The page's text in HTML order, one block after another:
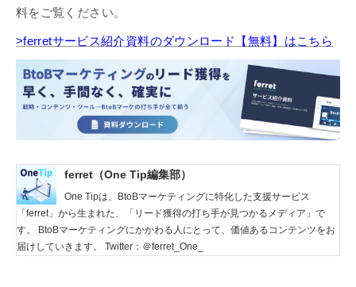
料をご覧ください。
>ferretサービス紹介資料のダウンロード【無料】はこちら
ferret（One Tip編集部）
One Tipは、BtoBマーケティングに特化した支援サービス
「ferret」から生まれた、「リード獲得の打ち手が見つかるメディア」で
す。 BtoBマーケティングにかかわる人にとって、価値あるコンテンツをお
届けしていきます。 Twitter：＠ferret_One_